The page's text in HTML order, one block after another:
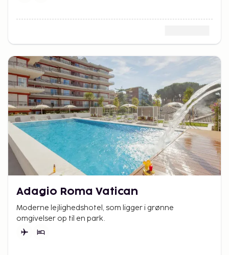
Adagio Roma Vatican
Moderne lejlighedshotel, som ligger i grønne
omgivelser op til en park.